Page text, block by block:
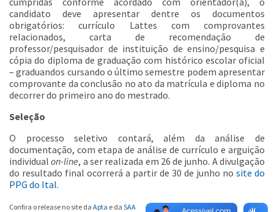
candidato deve apresentar dentre os documentos
obrigatórios: currículo Lattes com comprovantes
relacionados, carta de recomendação de
professor/pesquisador de instituição de ensino/pesquisa e
cópia do diploma de graduação com histórico escolar oficial
– graduandos cursando o último semestre podem apresentar
comprovante da conclusão no ato da matrícula e diploma no
decorrer do primeiro ano do mestrado.
Seleção
O processo seletivo contará, além da análise de
documentação, com etapa de análise de currículo e arguição
individualon-line, a ser realizada em 26 de junho. A divulgação
do resultado final ocorrerá a partir de 30 de junho no site do
PPG do Ital.
Confira o release no site da Apta e da SAA